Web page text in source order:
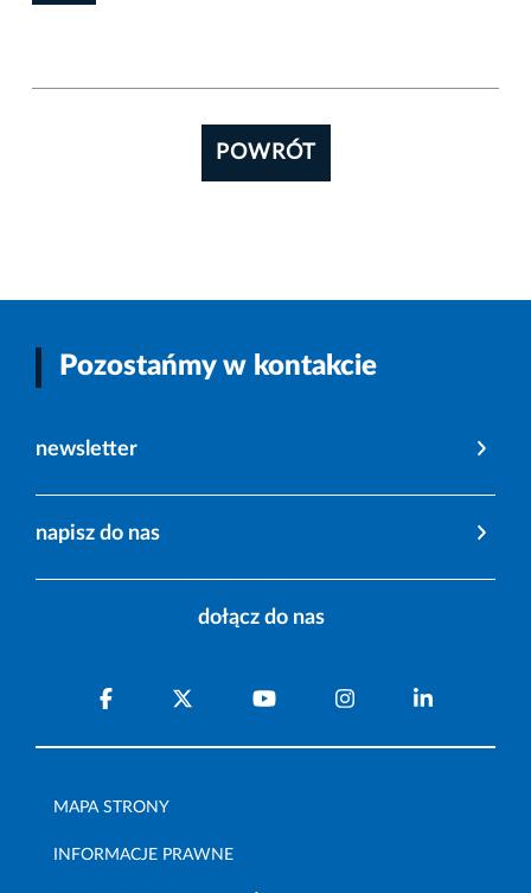
POWRÓT
Pozostańmy w kontakcie
newsletter
napisz do nas
dołącz do nas
MAPA STRONY
INFORMACJE PRAWNE